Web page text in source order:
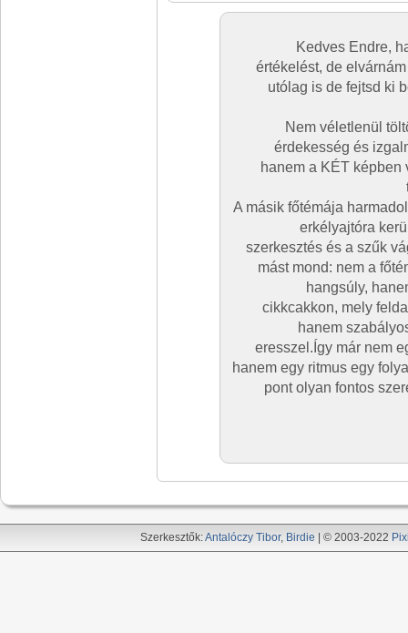
Kedves Endre,
értékelést, de
utólag is de fejtsd ki
Nem véletlenül
érdekesség és
hanem a KÉT képben
A másik főtémája
erkélyajtóra
szerkesztés és a szűk
mást mond: nem a
hangsúly,
cikkcakkon, mely
hanem
eresszel.Így már nem
hanem egy ritmus egy
pont olyan fontos
Szerkesztők:Antalóczy Tibor, Birdie | © 2003-2022